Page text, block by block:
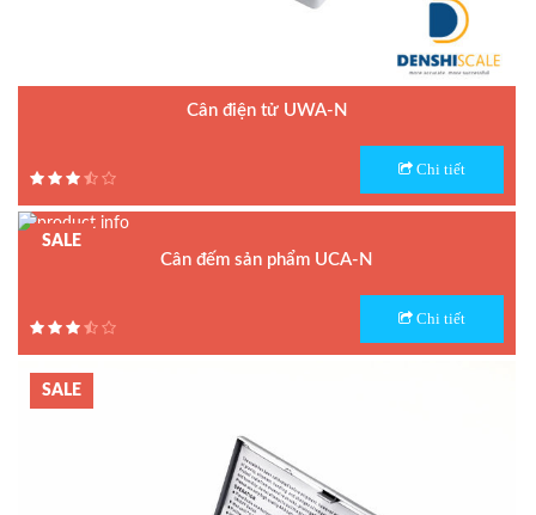
Cân điện tử UWA-N
Hãng sản xuất : UTE
Bảo hành: 1.5 năm
Chi tiết
SALE
Cân đếm sản phẩm UCA-N
Hãng sản xuất : UTE - Taiwan
Chi tiết
SALE